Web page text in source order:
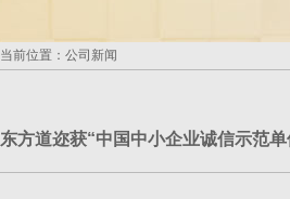
当前位置：公司新闻
东方道迩获“中国中小企业诚信示范